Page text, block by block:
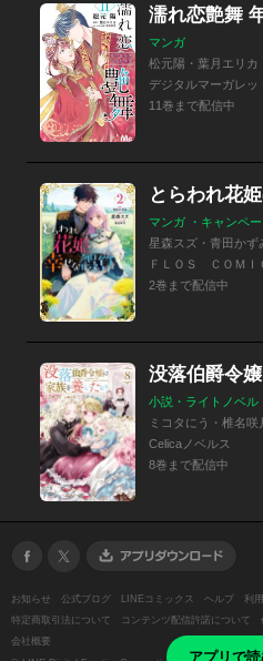
アプリで
濡れ恋艶舞
マンガ
松元陽・葉月エリカ
デジタルマーガレッ
11巻まで配信中
とらわれ花
マンガ ・キャンペ
星森スズ・青田かず
ＦＬＯＳ ＣＯＭＩ
2巻まで配信中
没落伯爵令
小説・ライトノベル
ミコタにう・椎名咲
Celicaノベルス
8巻まで配信中
お知らせ 公式ブログ LINEコミックス ヘルプ 利
特定商取引法について
コンテンツ配信許諾について
会社概要